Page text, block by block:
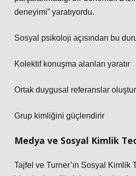
deneyimi” yaratıyordu.
Sosyal psikoloji açısından bu
Kolektif konuşma alanları yaratır
Ortak duygusal referanslar
Grup kimliğini güçlendirir
Medya ve Sosyal Kimlik
Tajfel ve Turner’ın Sosyal Kimlik